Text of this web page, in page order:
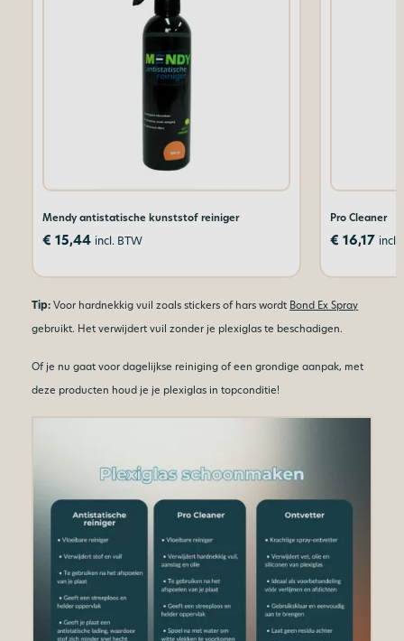
Mendy antistatische kunststof reiniger
€ 15,44 incl. BTW
Pro Cleaner
€ 16,17 incl.
Tip:Voor hardnekkig vuil zoals stickers of hars wordt Bond Ex Spray
gebruikt. Het verwijdert vuil zonder je plexiglas te beschadigen.
Of je nu gaat voor dagelijkse reiniging of een grondige aanpak, met
deze producten houd je je plexiglas in topconditie!